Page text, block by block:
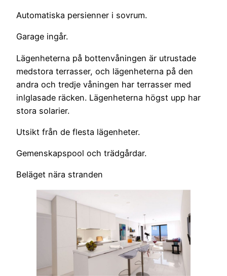
Automatiska persienner i sovrum.
Garage ingår.
Lägenheterna på bottenvåningen är utrustade
medstora terrasser, och lägenheterna på den
andra och tredje våningen har terrasser med
inlglasade räcken. Lägenheterna högst upp har
stora solarier.
Utsikt från de flesta lägenheter.
Gemenskapspool och trädgårdar.
Beläget nära stranden